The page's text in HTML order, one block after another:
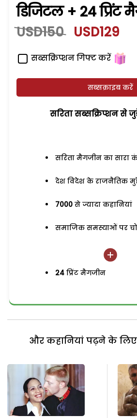
डिजिटल + 24 प्रिंट
USD150 USD129
सब्सक्रिप्शन गिफ्ट करें
सब्सक्राइब करें
सरिता सब्सक्रिप्शन से
सरिता मैगजीन का सारा
देश विदेश के राजनैतिक
7000 से ज्यादा कहानियां
समाजिक समस्याओं पर
24 प्रिंट मैगजीन
और कहानियां पढ़ने के